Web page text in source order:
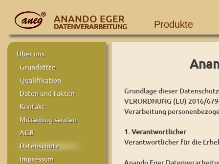
ANANDO EGER
DATENVERARBEITUNG Produkte
Über uns
Grundsätze
Qualifikation
Daten und Fakten
Kontakt
Mitteilung senden
AGB
Datenschutz
Impressum
Grundlage dieser
VERORDNUNG (EU) 2016/
Verarbeitung
1. Verantwortlicher
Verantwortlicher für die